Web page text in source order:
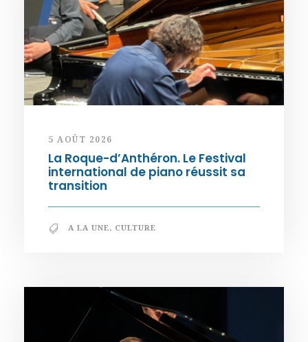
5 AOÛT 2026
La Roque-d’Anthéron. Le Festival
international de piano réussit sa
transition
A LA UNE, CULTURE